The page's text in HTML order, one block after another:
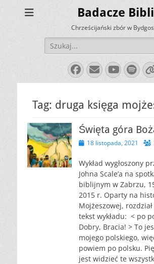
Badacze
Chrześcijański zbór w
Szukaj:
Facebook
E-
mail
Tag: druga księga
Święta góra
Opublikowano
18 listopada, 2021
Wykład wygłoszony
Johna Scale’a na
biblijnym w Zabrzu,
2015 r. Oparty na
Mojżeszowej,
tekst wykładu: < po
Dobry, Bracia! > To
mojego polskiego,
powiem po polsku.
jest widzieć te